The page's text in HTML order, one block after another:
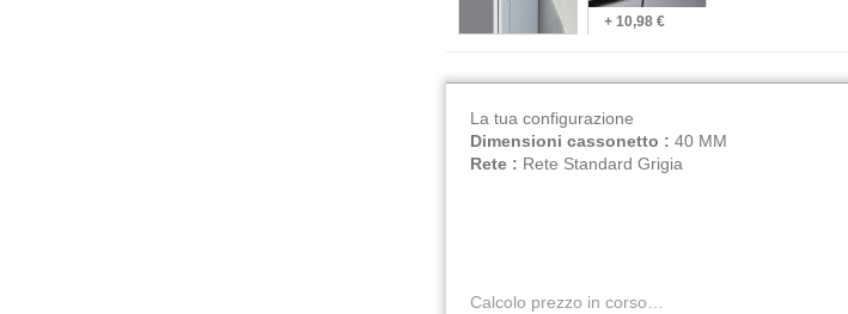
+ 10,98 €
La tua configurazione
Dimensioni cassonetto : 40 MM
Rete : Rete Standard Grigia
Calcolo prezzo in corso…